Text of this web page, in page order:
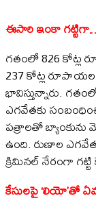
ఈసారి ఇంకా
గతంలో 826 కోట్ల
237 కోట్ల రూపాయల
భావిస్తున్నారు.
ఎగవేతకు
పత్రాలతో
ఉంది. రుణాల
క్రిమినల్ నేరంగా గట్టి
కేసులపై ‘లియో’తో